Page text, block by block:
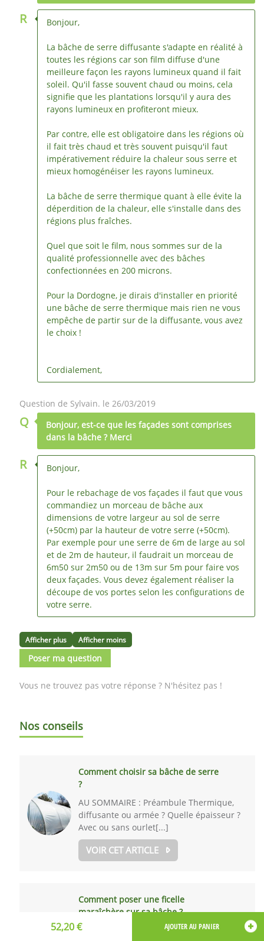
52,20 €
R Bonjour,
La bâche de serre diffusante s'adapte en réalité à
toutes les régions car son film diffuse d'une
meilleure façon les rayons lumineux quand il fait
soleil. Qu'il fasse souvent chaud ou moins, cela
signifie que les plantations lorsqu'il y aura des
rayons lumineux en profiteront mieux.
Par contre, elle est obligatoire dans les régions où
il fait très chaud et très souvent puisqu'il faut
impérativement réduire la chaleur sous serre et
mieux homogénéiser les rayons lumineux.
La bâche de serre thermique quant à elle évite la
déperdition de la chaleur, elle s'installe dans des
régions plus fraîches.
Quel que soit le film, nous sommes sur de la
qualité professionnelle avec des bâches
confectionnées en 200 microns.
Pour la Dordogne, je dirais d'installer en priorité
une bâche de serre thermique mais rien ne vous
empêche de partir sur de la diffusante, vous avez
le choix !
Cordialement,
Question de Sylvain. le 26/03/2019
Q
Bonjour, est-ce que les façades sont comprises
dans la bâche ? Merci
R Bonjour,
Pour le rebachage de vos façades il faut que vous
commandiez un morceau de bâche aux
dimensions de votre largeur au sol de serre
(+50cm) par la hauteur de votre serre (+50cm).
Par exemple pour une serre de 6m de large au sol
et de 2m de hauteur, il faudrait un morceau de
6m50 sur 2m50 ou de 13m sur 5m pour faire vos
deux façades. Vous devez également réaliser la
découpe de vos portes selon les configurations de
votre serre.
Afficher plus Afficher moins
Poser ma question
Vous ne trouvez pas votre réponse ? N'hésitez pas !
Nos conseils
Comment choisir sa bâche de serre
?
AU SOMMAIRE : Préambule Thermique,
diffusante ou armée ? Quelle épaisseur ?
Avec ou sans ourlet[...]
VOIR CET ARTICLE
Comment poser une ficelle
maraîchère sur sa bâche ?
AU SOMMAIRE : Quel usage ? Où la poser